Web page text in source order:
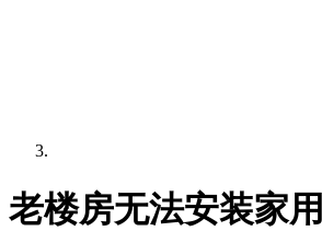
老楼房无法安装家